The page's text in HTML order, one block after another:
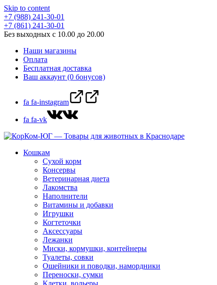
Skip to content
+7 (988) 241-30-01
+7 (861) 241-30-01
Без выходных с 10.00 до 20.00
Наши магазины
Оплата
Бесплатная доставка
Ваш аккаунт (0 бонусов)
fa fa-instagram
fa fa-vk
Кошкам
Сухой корм
Консервы
Ветеринарная диета
Лакомства
Наполнители
Витамины и добавки
Игрушки
Когтеточки
Аксессуары
Лежанки
Миски, кормушки, контейнеры
Туалеты, совки
Ошейники и поводки, намордники
Переноски, сумки
Клетки, вольеры